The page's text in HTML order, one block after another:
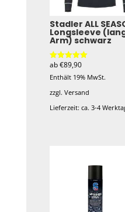
Stadler ALL
Longsleeve
Arm) schwarz
Bewertet mit
von 5
ab€89,90
Enthält 19% MwSt.
zzgl.Versand
Lieferzeit: ca. 3-4